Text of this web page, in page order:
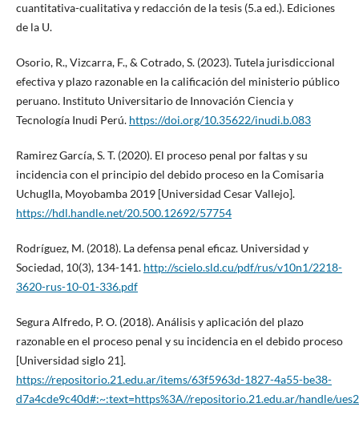
cuantitativa-cualitativa y redacción de la tesis (5.a ed.). Ediciones
de la U.
Osorio, R., Vizcarra, F., & Cotrado, S. (2023). Tutela jurisdiccional
efectiva y plazo razonable en la calificación del ministerio público
peruano. Instituto Universitario de Innovación Ciencia y
Tecnología Inudi Perú. https://doi.org/10.35622/inudi.b.083
Ramirez García, S. T. (2020). El proceso penal por faltas y su
incidencia con el principio del debido proceso en la Comisaria
Uchuglla, Moyobamba 2019 [Universidad Cesar Vallejo].
https://hdl.handle.net/20.500.12692/57754
Rodríguez, M. (2018). La defensa penal eficaz. Universidad y
Sociedad, 10(3), 134-141. http://scielo.sld.cu/pdf/rus/v10n1/2218-
3620-rus-10-01-336.pdf
Segura Alfredo, P. O. (2018). Análisis y aplicación del plazo
razonable en el proceso penal y su incidencia en el debido proceso
[Universidad siglo 21].
https://repositorio.21.edu.ar/items/63f5963d-1827-4a55-be38-
d7a4cde9c40d#:~:text=https%3A//repositorio.21.edu.ar/handle/